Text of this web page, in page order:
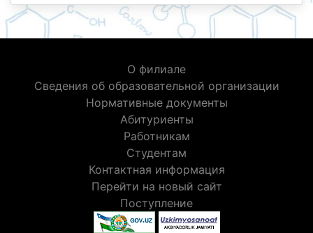
О филиале
Сведения об образовательной организации
Нормативные документы
Абитуриенты
Работникам
Студентам
Контактная информация
Перейти на новый сайт
Поступление